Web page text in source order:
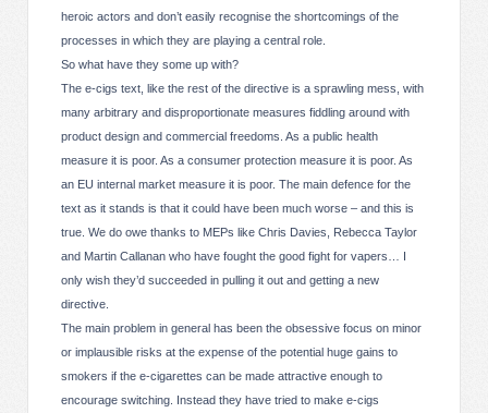
heroic actors and don’t easily recognise the shortcomings of the
processes in which they are playing a central role.
So what have they some up with?
The e-cigs text, like the rest of the directive is a sprawling mess, with
many arbitrary and disproportionate measures fiddling around with
product design and commercial freedoms. As a public health
measure it is poor. As a consumer protection measure it is poor. As
an EU internal market measure it is poor. The main defence for the
text as it stands is that it could have been much worse – and this is
true. We do owe thanks to MEPs like Chris Davies, Rebecca Taylor
and Martin Callanan who have fought the good fight for vapers… I
only wish they’d succeeded in pulling it out and getting a new
directive.
The main problem in general has been the obsessive focus on minor
or implausible risks at the expense of the potential huge gains to
smokers if the e-cigarettes can be made attractive enough to
encourage switching. Instead they have tried to make e-cigs